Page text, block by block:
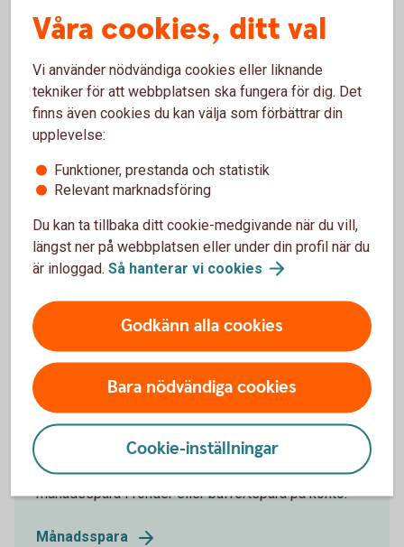
Ekonom för Finansiell hälsa
Vad gör en finansiell produkt
hållbar?
exempel en fond, hållbar och gör ett aktivt val.
Vad gör en finansiell produkthållbar?
Månadsspara
Det bästa sparandet är det som blir av! Just därför
är det så smart att månadsspara. Välj om du vill
månadsspara i fonder eller buffertspara på konto.
Månadsspara
Våra cookies, ditt val
Vi använder nödvändiga cookies eller liknande
tekniker för att webbplatsen ska fungera för dig. Det
finns även cookies du kan välja som förbättrar din
upplevelse:
Funktioner, prestanda och statistik
Relevant marknadsföring
Du kan ta tillbaka ditt cookie-medgivande när du vill,
längst ner på webbplatsen eller under din profil när du
är inloggad. Så hanterar vi cookies
Godkänn alla cookies
Bara nödvändiga cookies
Cookie-inställningar